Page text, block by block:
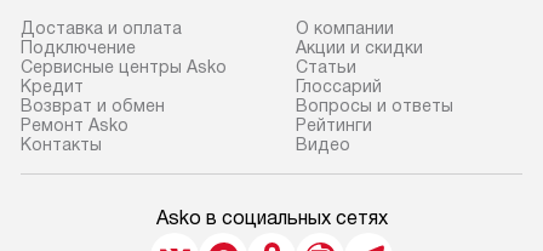
Доставка и оплата
Подключение
Сервисные центры Asko
Кредит
Возврат и обмен
Ремонт Asko
Контакты
О компании
Акции и скидки
Статьи
Глоссарий
Вопросы и ответы
Рейтинги
Видео
Asko в социальных сетях